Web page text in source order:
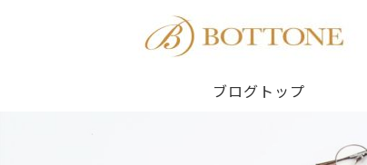
ブログトップ